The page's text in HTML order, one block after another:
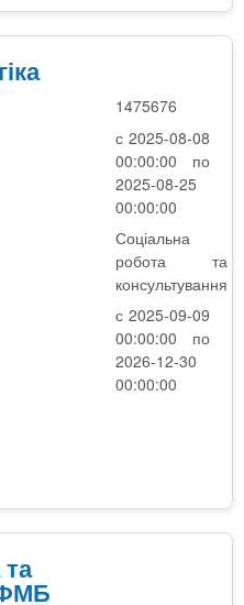
1475676
с 2025-08-08
00:00:00 по
2025-08-25
00:00:00
Соціальна
робота та
консультування
с 2025-09-09
00:00:00 по
2026-12-30
00:00:00